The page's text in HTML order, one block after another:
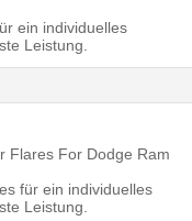
ein individuelles
Leistung.
Flares For Dodge Ram
für ein individuelles
Leistung.